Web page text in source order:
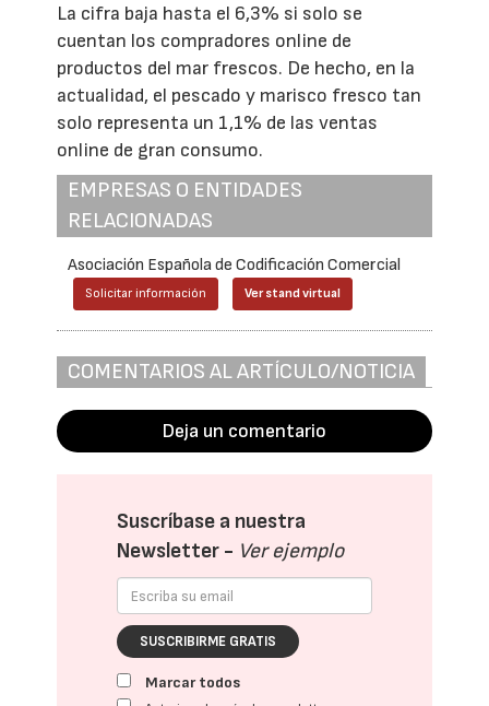
La cifra baja hasta el 6,3% si solo se
cuentan los compradores online de
productos del mar frescos. De hecho, en la
actualidad, el pescado y marisco fresco tan
solo representa un 1,1% de las ventas
online de gran consumo.
EMPRESAS O ENTIDADES
RELACIONADAS
Asociación Española de Codificación Comercial
Solicitar información Ver stand virtual
COMENTARIOS AL ARTÍCULO/NOTICIA
Deja un comentario
Suscríbase a nuestra
Newsletter - Ver ejemplo
SUSCRIBIRME GRATIS
Marcar todos